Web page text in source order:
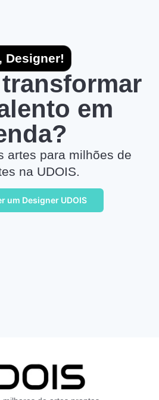
Designer!
em
artes para milhões de
na UDOIS.
um Designer UDOIS